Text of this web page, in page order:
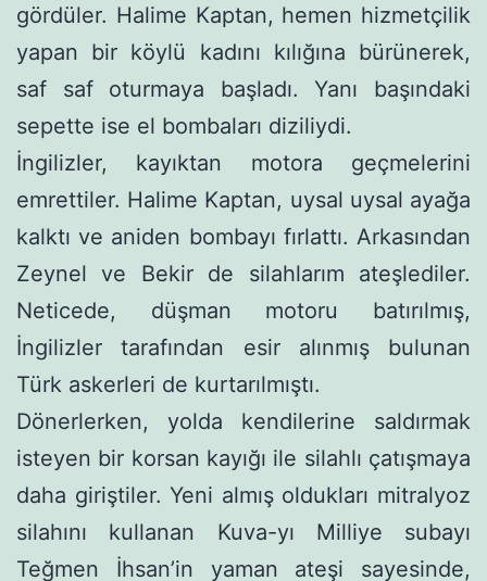
gördüler. Halime Kaptan, hemen hizmetçilik
yapan bir köylü kadını kılığına bürünerek,
saf saf oturmaya baş­ladı. Yanı başındaki
sepette ise el bombaları diziliydi.
İngilizler, kayıktan motora geçmelerini
emrettiler. Halime Kaptan, uysal uysal ayağa
kalktı ve aniden bombayı fırlattı. Arka­sından
Zeynel ve Bekir de silahlarım ateşlediler.
Neticede, düş­man motoru batırılmış,
İngilizler tarafından esir alınmış bulunan
Türk askerleri de kurtarılmıştı.
Dönerlerken, yolda kendilerine saldırmak
isteyen bir korsan kayığı ile silahlı çatışmaya
daha giriştiler. Yeni almış oldukları mitralyoz
silahını kullanan Kuva-yı Milliye subayı
Teğmen İh­san’in yaman ateşi sayesinde,